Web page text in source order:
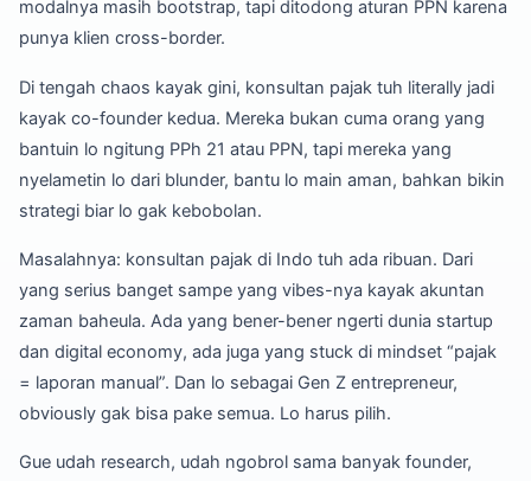
modalnya masih bootstrap, tapi ditodong aturan PPN karena
punya klien cross-border.
Di tengah chaos kayak gini, konsultan pajak tuh literally jadi
kayak co-founder kedua. Mereka bukan cuma orang yang
bantuin lo ngitung PPh 21 atau PPN, tapi mereka yang
nyelametin lo dari blunder, bantu lo main aman, bahkan bikin
strategi biar lo gak kebobolan.
Masalahnya: konsultan pajak di Indo tuh ada ribuan. Dari
yang serius banget sampe yang vibes-nya kayak akuntan
zaman baheula. Ada yang bener-bener ngerti dunia startup
dan digital economy, ada juga yang stuck di mindset “pajak
= laporan manual”. Dan lo sebagai Gen Z entrepreneur,
obviously gak bisa pake semua. Lo harus pilih.
Gue udah research, udah ngobrol sama banyak founder,